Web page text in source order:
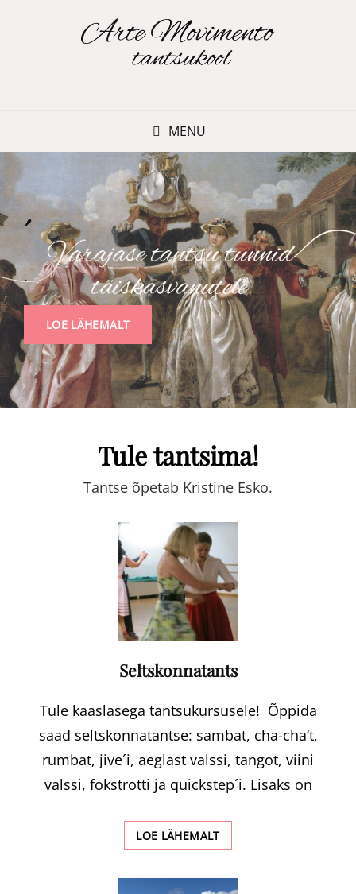
MENU
´
.
LOE LÄHEMALTLOE
LÄHEMALT
Tule tantsima!
Tantse õpetab Kristine Esko.
Seltskonnatants
Tule kaaslasega tantsukursusele! Õppida
saad seltskonnatantse: sambat, cha-cha‘t,
rumbat, jive´i, aeglast valssi, tangot, viini
valssi, fokstrotti ja quickstep´i. Lisaks on
LOE LÄHEMALTSELTSKONNATANTS